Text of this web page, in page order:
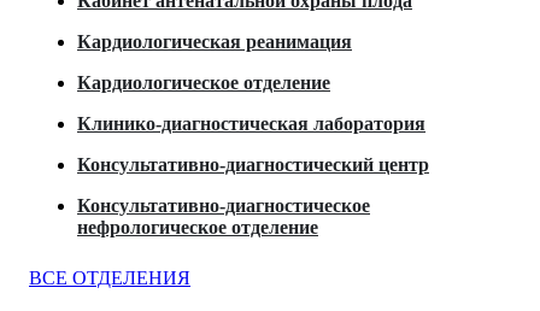
Кардиологическая реанимация
Кардиологическое отделение
Клинико-диагностическая лаборатория
Консультативно-диагностический центр
Консультативно-диагностическое
нефрологическое отделение
ВСЕ ОТДЕЛЕНИЯ